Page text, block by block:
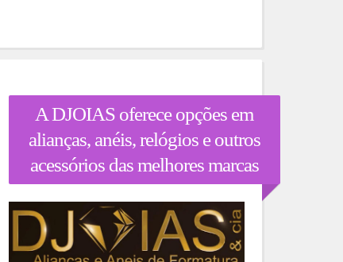
A DJOIAS oferece opções em
alianças, anéis, relógios e outros
acessórios das melhores marcas